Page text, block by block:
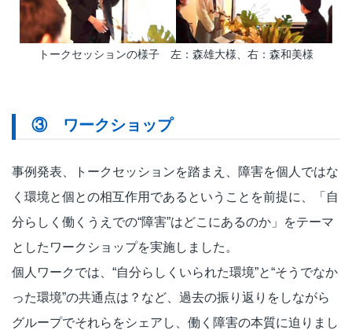
トークセッションの様子 左：森雄大様、右：森和美様
③ ワークショップ
事例発表、トークセッションを踏まえ、障害を個人ではな
く環境と個との相互作用であるということを前提に、「自
分らしく働くうえでの“障害”はどこにあるのか」をテーマ
としたワークショップを実施しました。
個人ワークでは、“自分らしくいられた環境”と“そうでなか
った環境”の共通点は？など、過去の振り返りをしながら
グループでそれらをシェアし、働く障害の本質に迫りまし